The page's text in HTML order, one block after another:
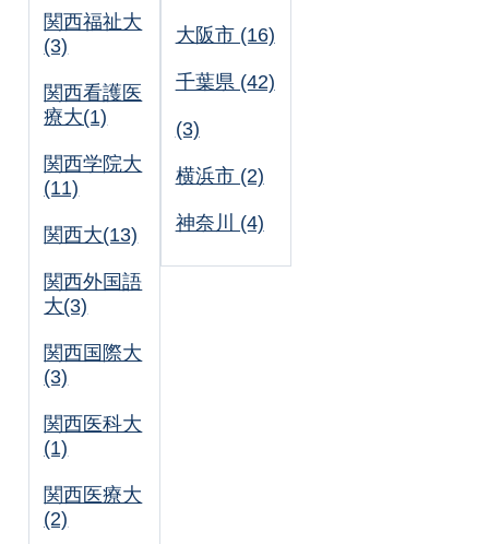
関西福祉大
(3)
関西看護医
療大(1)
関西学院大
(11)
関西大(13)
関西外国語
大(3)
関西国際大
(3)
関西医科大
(1)
関西医療大
(2)
大阪市 (16)
千葉県 (42)
(3)
横浜市 (2)
神奈川 (4)